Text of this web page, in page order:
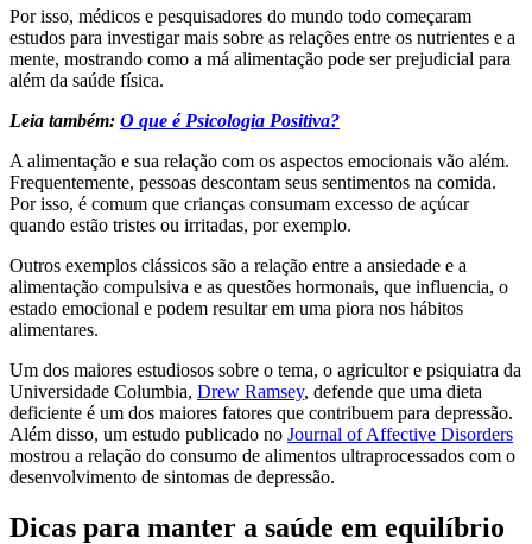
Por isso, médicos e pesquisadores do mundo todo começaram
estudos para investigar mais sobre as relações entre os nutrientes e a
mente, mostrando como a má alimentação pode ser prejudicial para
além da saúde física.
Leia também: O que é Psicologia Positiva?
A alimentação e sua relação com os aspectos emocionais vão além.
Frequentemente, pessoas descontam seus sentimentos na comida.
Por isso, é comum que crianças consumam excesso de açúcar
quando estão tristes ou irritadas, por exemplo.
Outros exemplos clássicos são a relação entre a ansiedade e a
alimentação compulsiva e as questões hormonais, que influencia, o
estado emocional e podem resultar em uma piora nos hábitos
alimentares.
Um dos maiores estudiosos sobre o tema, o agricultor e psiquiatra da
Universidade Columbia, Drew Ramsey, defende que uma dieta
deficiente é um dos maiores fatores que contribuem para depressão.
Além disso, um estudo publicado no Journal of Affective Disorders
mostrou a relação do consumo de alimentos ultraprocessados com o
desenvolvimento de sintomas de depressão.
Dicas para manter a saúde em equilíbrio